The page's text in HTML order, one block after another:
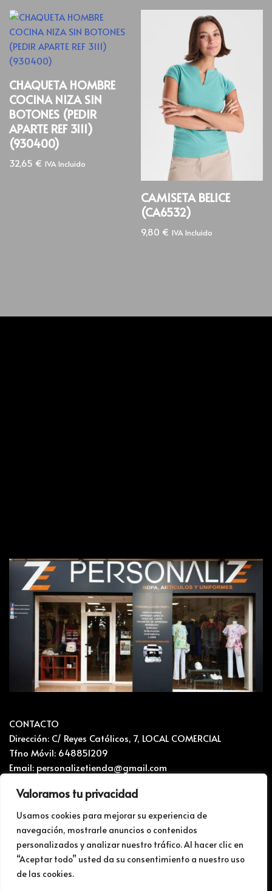
Valoramos tu privacidad
Usamos cookies para mejorar su experiencia de
navegación, mostrarle anuncios o contenidos
personalizados y analizar nuestro tráfico. Al hacer clic en
“Aceptar todo” usted da su consentimiento a nuestro uso
de las cookies.
CHAQUETA HOMBRE
COCINA NIZA SIN
BOTONES (PEDIR
APARTE REF 3111)
(930400)
32,65 € IVA Incluido
CAMISETA BELICE
(CA6532)
9,80€ IVA Incluido
CONTACTO
Dirección: C/ Reyes Católicos, 7, LOCAL COMERCIAL
Tfno Móvil: 648851209
Email: personalizetienda@gmail.com
CONTACTO Y RECLAMACIONES
Mapa del sitio
Politica de privacidad i Cookies
BLOG
Web para impresiones y personalización